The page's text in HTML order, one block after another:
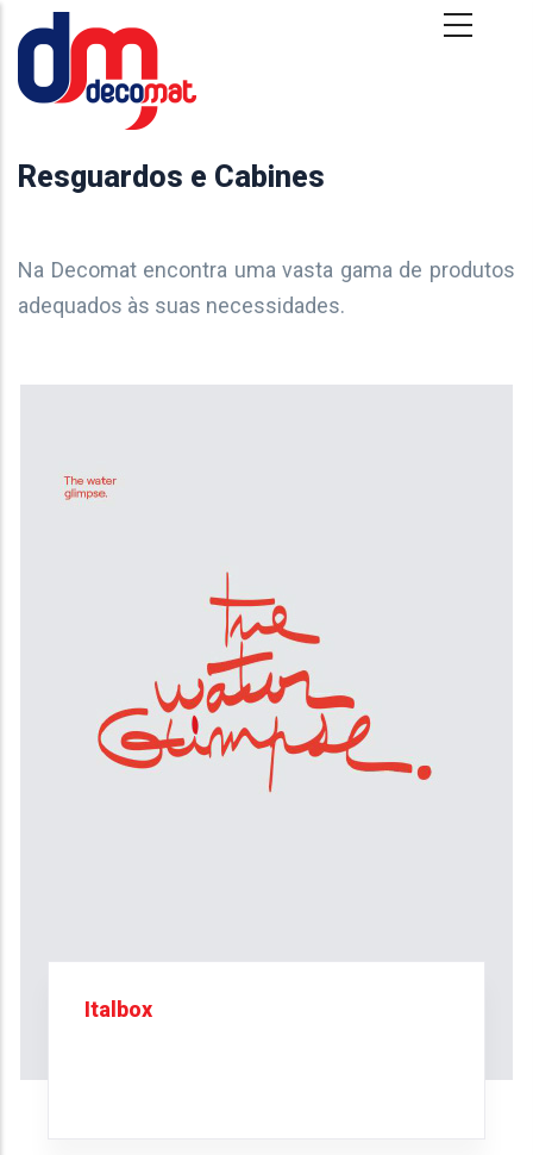
Passar para o conteúdo principal
Resguardos e Cabines
Na Decomat encontra uma vasta gama de produtos
adequados às suas necessidades.
Italbox